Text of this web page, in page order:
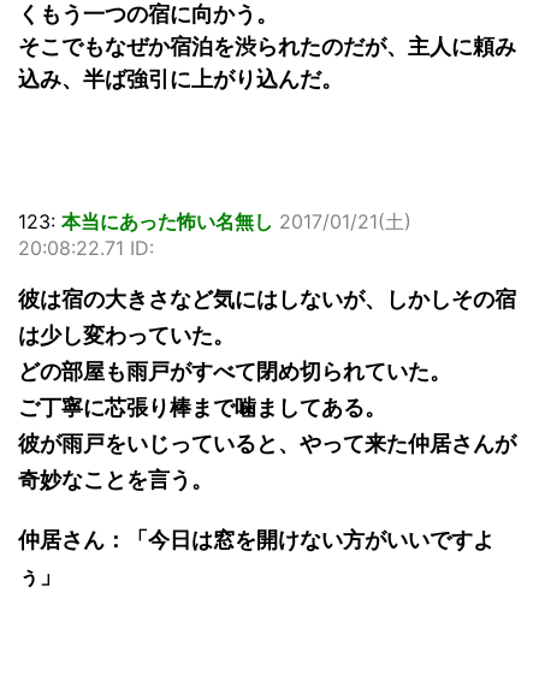
くもう一つの宿に向かう。
そこでもなぜか宿泊を渋られたのだが、主人に頼み
込み、半ば強引に上がり込んだ。
123: 本当にあった怖い名無し 2017/01/21(土)
20:08:22.71 ID:
彼は宿の大きさなど気にはしないが、しかしその宿
は少し変わっていた。
どの部屋も雨戸がすべて閉め切られていた。
ご丁寧に芯張り棒まで噛ましてある。
彼が雨戸をいじっていると、やって来た仲居さんが
奇妙なことを言う。
仲居さん：「今日は窓を開けない方がいいですよ
ぅ」